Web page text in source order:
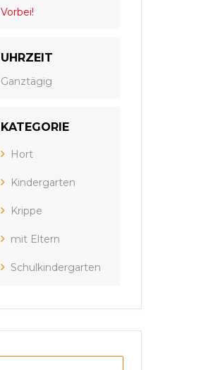
Vorbei!
UHRZEIT
Ganztägig
KATEGORIE
Hort
Kindergarten
Krippe
mit Eltern
Schulkindergarten